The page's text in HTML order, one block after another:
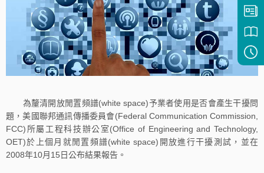
為釐清開放閒置頻譜(white space)予業者使用是否會產生干擾問
題，美國聯邦通訊傳播委員會(Federal Communication Commission,
FCC)所屬工程科技辦公室(Office of Engineering and Technology,
OET)於上個月就閒置頻譜(white space)開放進行干擾測試，並在
2008年10月15日公布結果報告。